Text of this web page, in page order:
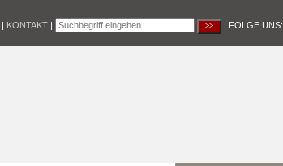
| KONTAKT | | FOLGE UNS: